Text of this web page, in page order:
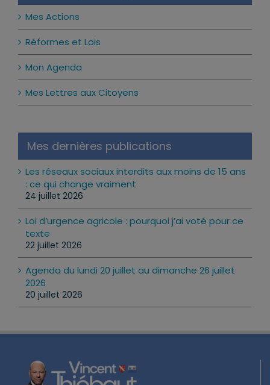
Mes Actions
Réformes et Lois
Mon Agenda
Mes Lettres aux Citoyens
Mes dernières publications
Les réseaux sociaux interdits aux moins de 15 ans
: ce qui change vraiment
24 juillet 2026
Loi d’urgence agricole : pourquoi j’ai voté pour ce
texte
22 juillet 2026
Agenda du lundi 20 juillet au dimanche 26 juillet
2026
20 juillet 2026